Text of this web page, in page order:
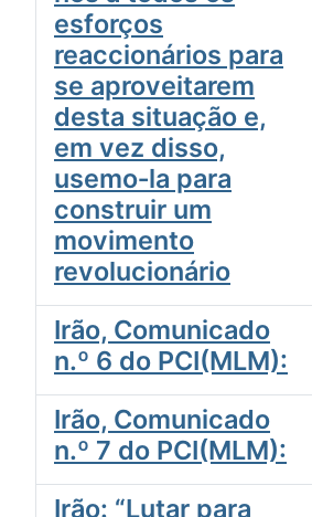
esforços
reaccionários para
se aproveitarem
desta situação e,
em vez disso,
usemo‑la para
construir um
movimento
revolucionário
Irão, Comunicado
n.º 6 do PCI(MLM):
Irão, Comunicado
n.º 7 do PCI(MLM):
Irão: “Lutar para